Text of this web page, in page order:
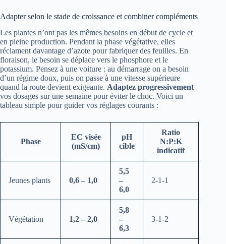
Adapter selon le stade de croissance et combiner compléments
Les plantes n’ont pas les mêmes besoins en début de cycle et
en pleine production. Pendant la phase végétative, elles
réclament davantage d’azote pour fabriquer des feuilles. En
floraison, le besoin se déplace vers le phosphore et le
potassium. Pensez à une voiture : au démarrage on a besoin
d’un régime doux, puis on passe à une vitesse supérieure
quand la route devient exigeante. Adaptez progressivement
vos dosages sur une semaine pour éviter le choc. Voici un
tableau simple pour guider vos réglages courants :
Phase
EC visée
(mS/cm)
pH
cible
Ratio
N:P:K
indicatif
Jeunes plants 0,6 – 1,0
5,5
–
6,0
2-1-1
Végétation 1,2 – 2,0
5,8
–
6,3
3-1-2